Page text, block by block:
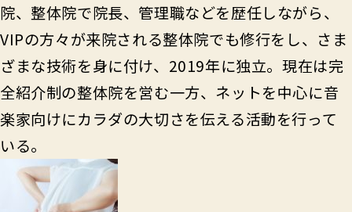
院、整体院で院長、管理職などを歴任しながら、
VIPの方々が来院される整体院でも修行をし、さま
ざまな技術を身に付け、2019年に独立。現在は完
全紹介制の整体院を営む一方、ネットを中心に音
楽家向けにカラダの大切さを伝える活動を行って
いる。